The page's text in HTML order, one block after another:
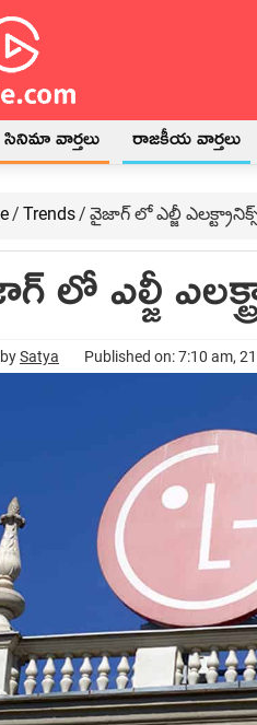
సినిమా వార్తలు రాజకీయ వార్తలు
/ Trends/ వైజాగ్ లో ఎల్జీ
లో ఎల్జీ
Satya Published on: 7:10 am,